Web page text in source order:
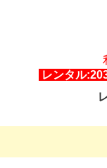
レンタル